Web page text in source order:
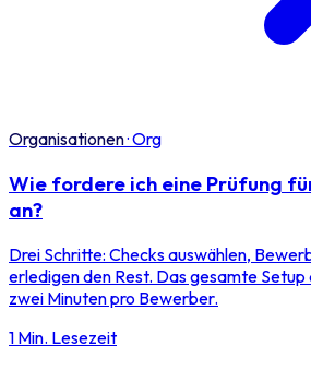
Organisationen·Org
Wie fordere ich eine Prüfung
an?
Drei Schritte: Checks auswählen,
erledigen den Rest. Das gesamte
zwei Minuten pro Bewerber.
1 Min. Lesezeit